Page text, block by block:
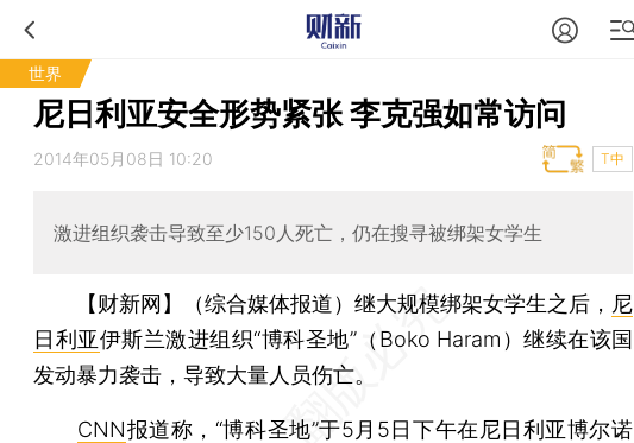
世界
尼日利亚安全形势紧张 李克强如常访问
2014年05月08日 10:20 T中
激进组织袭击导致至少150人死亡，仍在搜寻被绑架女学生
【财新网】（综合媒体报道） 继大规模绑架女学生之后， 尼
日利亚伊斯兰激进组织“博科圣地”（Boko Haram）继续在该国
发动暴力袭击，导致大量人员伤亡。
CNN报道称，“博科圣地”于5月5日下午在尼日利亚博尔诺